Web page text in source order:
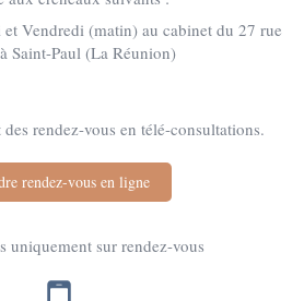
Vendredi (matin) au cabinet du 27 rue
Saint-Paul (La Réunion)
rendez-vous en télé-consultations.
rendez-vous en ligne
uniquement sur rendez-vous